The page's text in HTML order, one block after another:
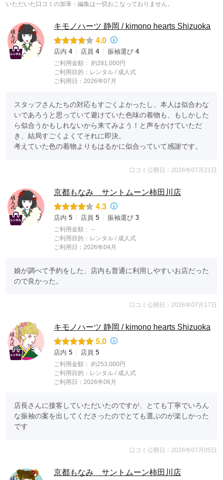
いただいた口コミの加筆・編集は一切おこなっておりません。
キモノハーツ 静岡 / kimono hearts Shizuoka
4.0
店内 4 店員 4 振袖選び 4
ご利用金額： 約281,000円
ご利用目的： レンタル / 成人式
ご利用日：2026年07月
スタッフさんたちの対応もすごくよかったし、本人は似合わな
いであろうと思っていて避けていた色味の着物も、もしかした
ら似合うかもしれないから来てみよう！と声をかけていただ
き、結局すごくよくてそれに即決。
考えていた色の着物よりもはるかに似合っていて感謝です。
口コミ公開日：2026年07月21日
京都もなみ サントムーン柿田川店
4.3
店内 5 店員 5 振袖選び 3
ご利用金額： --
ご利用目的： レンタル / 成人式
ご利用日：2026年04月
娘が調べて予約をした、店内も普通に利用しやすいお店だった
ので良かった。
口コミ公開日：2026年07月17日
キモノハーツ 静岡 / kimono hearts Shizuoka
5.0
店内 5 店員 5
ご利用金額： 約253,000円
ご利用目的： レンタル / 成人式
ご利用日：2026年06月
店長さんに接客していただいたのですが、とても丁寧でいろん
な振袖の案を出してくださったのでとても選ぶのが楽しかった
です
口コミ公開日：2026年07月05日
京都もなみ サントムーン柿田川店